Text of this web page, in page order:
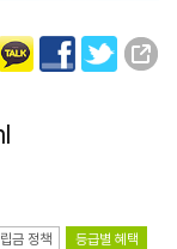
금 정책 등급별 혜택